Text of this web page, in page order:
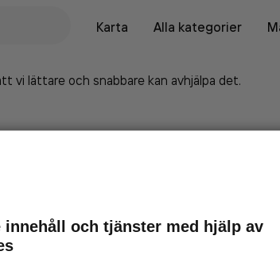
Karta
Alla kategorier
vi lättare och snabbare kan avhjälpa det.
innehåll och tjänster med hjälp av